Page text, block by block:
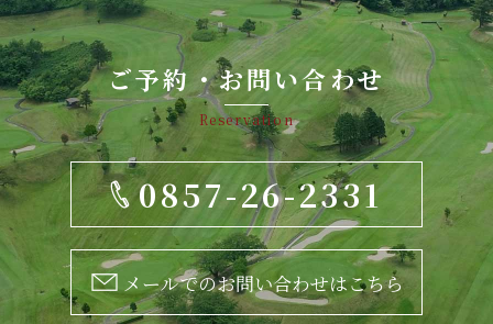
ご予約・お問い合わせ
Reservation
0857-26-2331
メールでのお問い合わせはこちら